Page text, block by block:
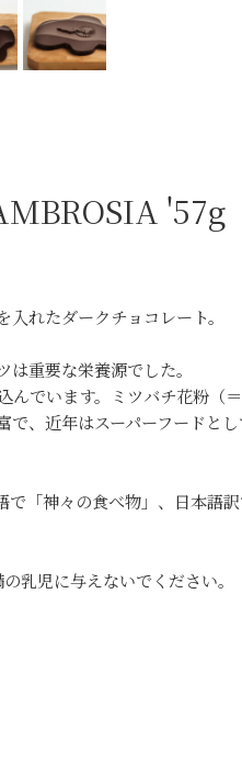
'57g
れたダークチョコレート。
重要な栄養源でした。
んでいます。ミツバチ花粉（＝
で、近年はスーパーフードと
「神々の食べ物」、日本語
乳児に与えないでください。